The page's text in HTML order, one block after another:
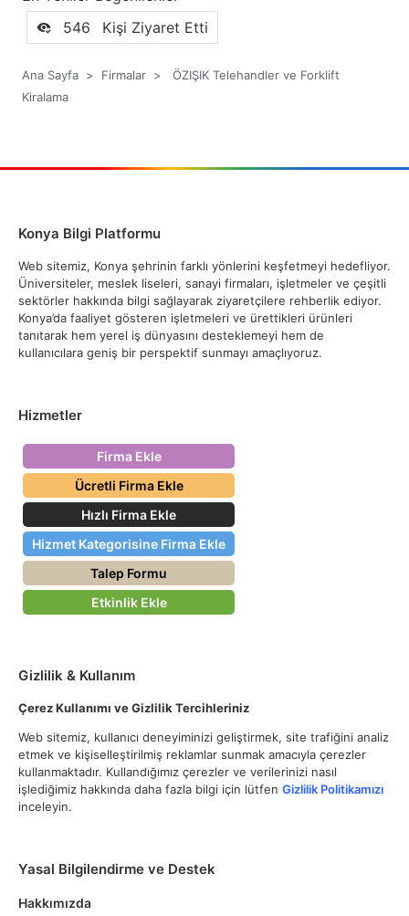
546
Kişi Ziyaret Etti
Ana Sayfa > Firmalar >
ÖZIŞIK Telehandler ve Forklift
Kiralama
Konya Bilgi Platformu
Web sitemiz, Konya şehrinin farklı yönlerini keşfetmeyi hedefliyor.
Üniversiteler, meslek liseleri, sanayi firmaları, işletmeler ve çeşitli
sektörler hakkında bilgi sağlayarak ziyaretçilere rehberlik ediyor.
Konya’da faaliyet gösteren işletmeleri ve ürettikleri ürünleri
tanıtarak hem yerel iş dünyasını desteklemeyi hem de
kullanıcılara geniş bir perspektif sunmayı amaçlıyoruz.
Hizmetler
Firma Ekle
Ücretli Firma Ekle
Hızlı Firma Ekle
Hizmet Kategorisine Firma Ekle
Talep Formu
Etkinlik Ekle
Gizlilik & Kullanım
Çerez Kullanımı ve Gizlilik Tercihleriniz
Web sitemiz, kullanıcı deneyiminizi geliştirmek, site trafiğini analiz
etmek ve kişiselleştirilmiş reklamlar sunmak amacıyla çerezler
kullanmaktadır. Kullandığımız çerezler ve verilerinizi nasıl
işlediğimiz hakkında daha fazla bilgi için lütfen Gizlilik Politikamızı
inceleyin.
Yasal Bilgilendirme ve Destek
Hakkımızda